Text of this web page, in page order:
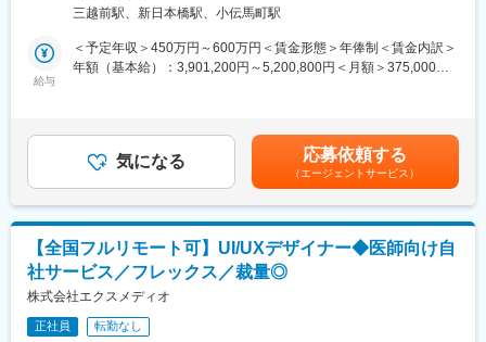
・生成AI：Claude/Claude code/Gemini/ChatGPT
＜魅力＞
■働き方
■フルサイクルで裁量を持てる
「エンジニアは顧客（利用者）の課題を解決する存在である」と
いう考え方を大切にしています。
要件定義～設計・実装・デプロイ・監視・運用まで一貫して担当
でき、ビジネス側と直接やり取りして最適解を提案・実行できま
す。
■実践的な開発体制と高速改善サイクル
2週間のスクラムを採用。短いフィードバックループで、ユーザー
■職務内容
デジタルギフト「QUOカードPay」の運用エンジニアとして、監
視・障害対応から運用設計・自動化まで一貫してお任せします。
■業務内容例
・ログやリソースの監視、監視設定最適化
・システム連携先や社内他部署からの問い合わせ対応
・データ出力
・ライブラリ/フレームワークのアップデート対応
■夜間・休日対応
アラート検知はMSPにアウトソースしており定常的な夜勤はあり
トワーク含む）
三越前駅、新日本橋駅、小伝馬町駅
給与
＜予定年収＞450万円～600万円＜賃金形態＞年俸制＜賃金内訳＞
年額（基本給）：3,901,200円～5,200,800円＜月額＞375,000円
残業時間を超過した分の追加支給はありませんが、実際の残業は
平均月10時間程度となっています。休日・深夜手当：土日や夜間
に勤務が発生した場合は、別途手当を支給します。賃金はあくま
でも目安の金額であり、選考を通じて上下する可能性がありま
す。月給(月額)は固定手当を含めた表記です。
気になる 応募依頼する
（エージェントサービス）
【全国フルリモート可】UI/UXデザイナー◆医師向け自
社サービス／フレックス／裁量◎
株式会社エクスメディオ
正社員 転勤なし